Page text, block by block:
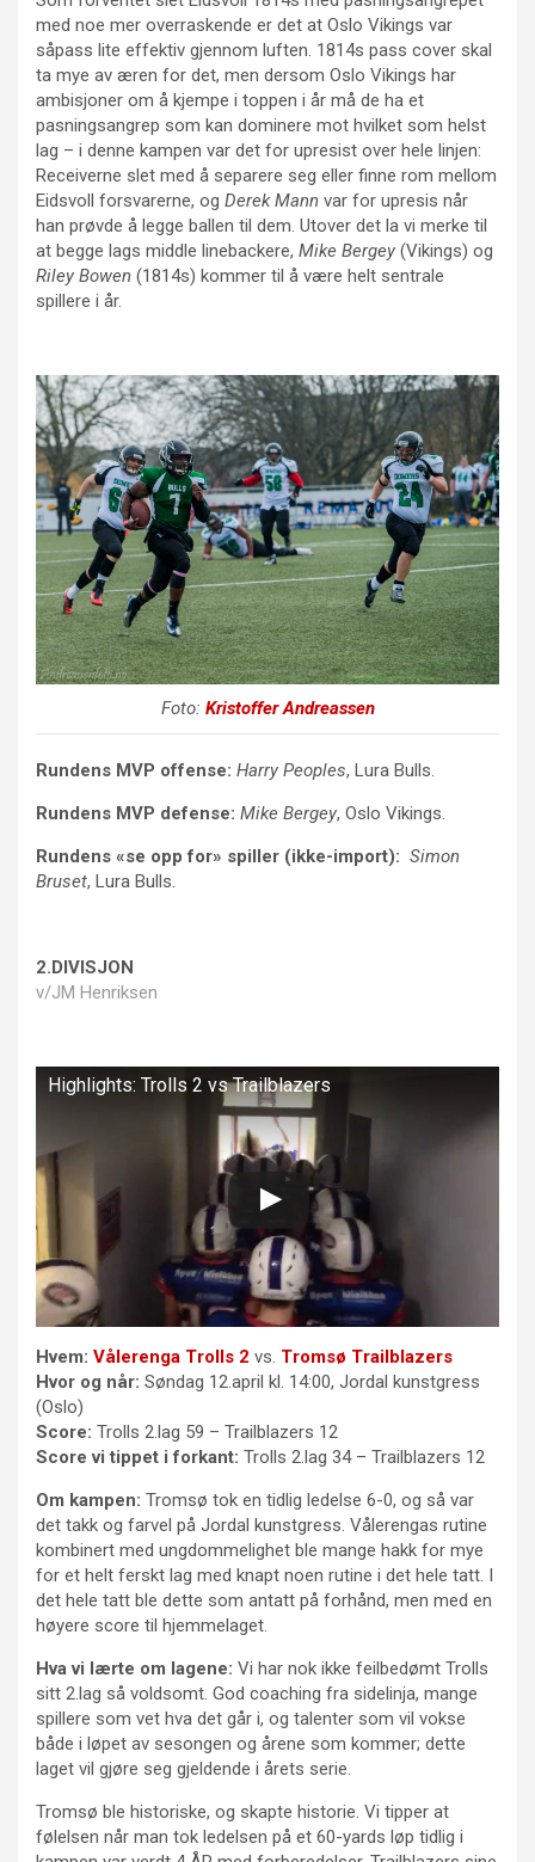
med noe mer overraskende er det at Oslo Vikings var
såpass lite effektiv gjennom luften. 1814s pass cover skal
ta mye av æren for det, men dersom Oslo Vikings har
ambisjoner om å kjempe i toppen i år må de ha et
pasningsangrep som kan dominere mot hvilket som helst
lag – i denne kampen var det for upresist over hele linjen:
Receiverne slet med å separere seg eller finne rom mellom
Eidsvoll forsvarerne, og Derek Mann var for upresis når
han prøvde å legge ballen til dem. Utover det la vi merke til
at begge lags middle linebackere, Mike Bergey (Vikings) og
Riley Bowen (1814s) kommer til å være helt sentrale
spillere i år.
Foto: Kristoffer Andreassen
Rundens MVP offense: Harry Peoples, Lura Bulls.
Rundens MVP defense: Mike Bergey, Oslo Vikings.
Rundens «se opp for» spiller (ikke-import): Simon
Bruset, Lura Bulls.
2.DIVISJON
v/JM Henriksen
Highlights: Trolls 2 vs Trailblazers
Hvem: Vålerenga Trolls 2 vs. Tromsø Trailblazers
Hvor og når: Søndag 12.april kl. 14:00, Jordal kunstgress
(Oslo)
Score: Trolls 2.lag 59 – Trailblazers 12
Score vi tippet i forkant: Trolls 2.lag 34 – Trailblazers 12
Om kampen: Tromsø tok en tidlig ledelse 6-0, og så var
det takk og farvel på Jordal kunstgress. Vålerengas rutine
kombinert med ungdommelighet ble mange hakk for mye
for et helt ferskt lag med knapt noen rutine i det hele tatt. I
det hele tatt ble dette som antatt på forhånd, men med en
høyere score til hjemmelaget.
Hva vi lærte om lagene: Vi har nok ikke feilbedømt Trolls
sitt 2.lag så voldsomt. God coaching fra sidelinja, mange
spillere som vet hva det går i, og talenter som vil vokse
både i løpet av sesongen og årene som kommer; dette
laget vil gjøre seg gjeldende i årets serie.
Tromsø ble historiske, og skapte historie. Vi tipper at
følelsen når man tok ledelsen på et 60-yards løp tidlig i